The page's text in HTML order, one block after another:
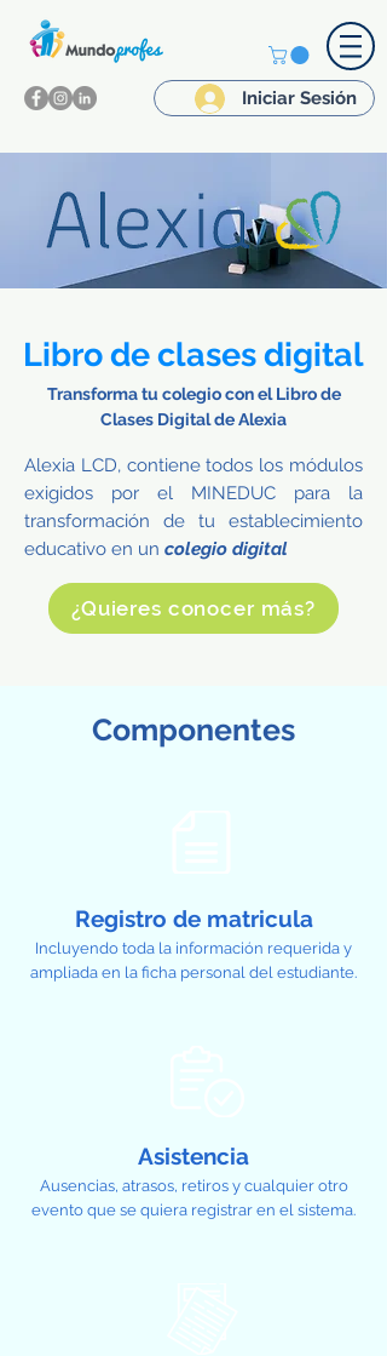
Iniciar Sesión
Libro de clases digital
Transforma tu colegio con el Libro de
Clases Digital de Alexia
Alexia LCD, contiene todos los módulos
exigidos por el MINEDUC para la
transformación de tu establecimiento
educativo en un colegio digital
¿Quieres conocer más?
Componentes
Registro de matricula
Incluyendo toda la información requerida y
ampliada en la ficha personal del estudiante.
Asistencia
Ausencias, atrasos, retiros y cualquier otro
evento que se quiera registrar en el sistema.